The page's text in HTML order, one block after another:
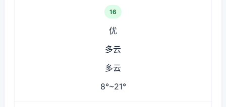
16
优
多云
多云
8°~21°